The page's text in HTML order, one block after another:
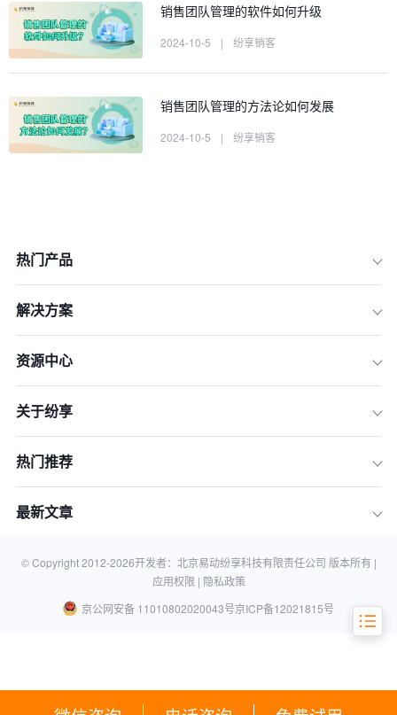
限公司
4.销售团队管理的领导力和沟通——星
5.销售团队管理工具和技术——Salesfo
相关知识
销售团队管理的软件如何升级
2024-10-5 | 纷享销客
销售团队管理的方法论如何发展
2024-10-5 | 纷享销客
热门产品
解决方案
资源中心
关于纷享
热门推荐
最新文章
© Copyright 2012-2026开发者：北京易动纷享科技有限责任公司 版本所有 |
应用权限 | 隐私政策
京公网安备 11010802020043号京ICP备12021815号